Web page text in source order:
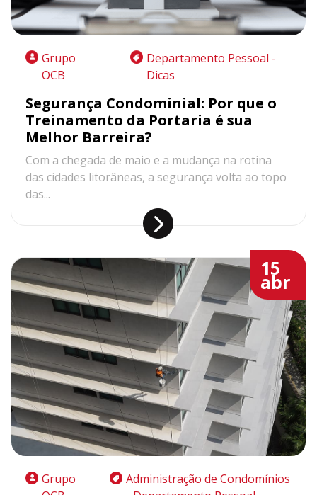
Grupo
OCB
Departamento Pessoal -
Dicas
Segurança Condominial: Por que o
Treinamento da Portaria é sua
Melhor Barreira?
Com a chegada de maio e a mudança na rotina
das cidades litorâneas, a segurança volta ao topo
das...
15
abr
Grupo
Administração de Condomínios